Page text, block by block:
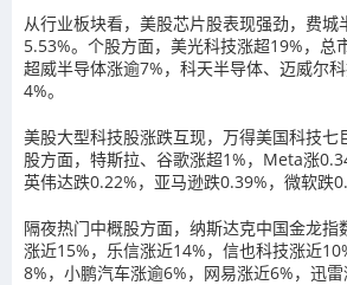
从行业板块看，美股芯片股表现强劲，费城
5.53%。个股方面，美光科技涨超19%，总
超威半导体涨逾7%，科天半导体、迈威尔
4%。
美股大型科技股涨跌互现，万得美国科技七
股方面，特斯拉、谷歌涨超1%，Meta涨
英伟达跌0.22%，亚马逊跌0.39%，微软跌
隔夜热门中概股方面，纳斯达克中国金龙指
涨近15%，乐信涨近14%，信也科技涨近
8%，小鹏汽车涨逾6%，网易涨近6%，迅雷